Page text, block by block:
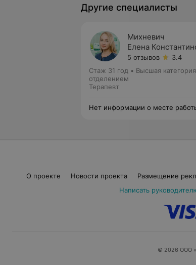
Другие специалисты
Михневич
Елена
5 отзывов
3.4
Стаж 31 год • Высшая категория
отделением
Терапевт
Нет информации о месте
О проекте Новости проекта Размещение
Написать
© 2026 ООО